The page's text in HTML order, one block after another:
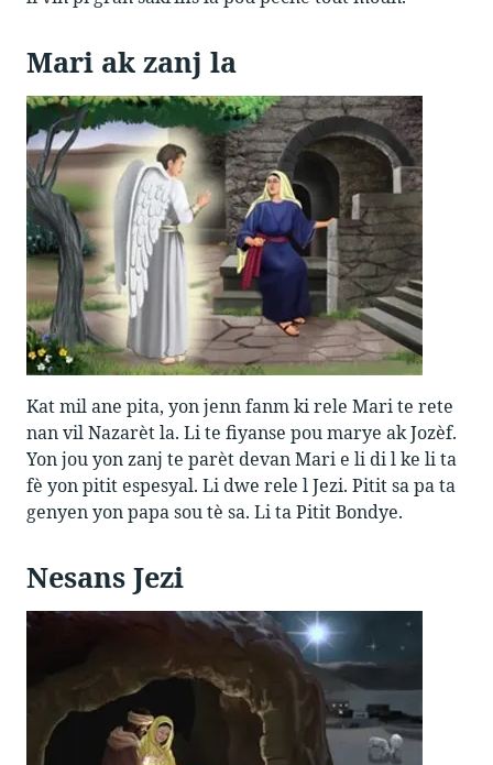
Mari ak zanj la
Kat mil ane pita, yon jenn fanm ki rele Mari te rete
nan vil Nazarèt la. Li te fiyanse pou marye ak Jozèf.
Yon jou yon zanj te parèt devan Mari e li di l ke li ta
fè yon pitit espesyal. Li dwe rele l Jezi. Pitit sa pa ta
genyen yon papa sou tè sa. Li ta Pitit Bondye.
Nesans Jezi